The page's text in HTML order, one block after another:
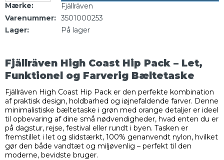
Mærke:
Fjällräven
Varenummer: 3501000253
Lager:
På lager
Fjällräven High Coast Hip Pack – Let,
Funktionel og Farverig Bæltetaske
Fjällräven High Coast Hip Pack er den perfekte kombination
af praktisk design, holdbarhed og iøjnefaldende farver. Denne
minimalistiske bæltetaske i grøn med orange detaljer er ideel
til opbevaring af dine små nødvendigheder, hvad enten du er
på dagstur, rejse, festival eller rundt i byen. Tasken er
fremstillet i let og slidstærkt, 100% genanvendt nylon, hvilket
gør den både vandtæt og miljøvenlig – perfekt til den
moderne, bevidste bruger.